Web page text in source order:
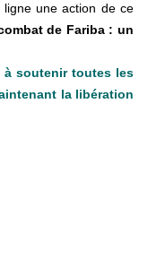
une action de ce
de Fariba : un
à soutenir toutes les
la libération